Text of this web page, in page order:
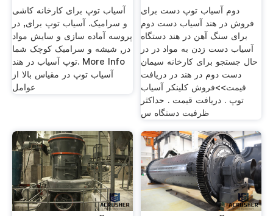
آسیاب توپ برای کارخانه کاشی
و سرامیک. آسیاب توپ برای, در
پروسه آماده سازی و سایش مواد
در, شیشه و سرامیک کوچک شما
توپ آسیاب در هند. More Info
آسیاب توپ در مقیاس بالا از
عوامل
دوم آسیاب توپ دست برای
فروش در هند آسیاب دست دوم
برای سنگ آهن در هند دستگاه
آسیاب دست زدن به مواد در در
حال جستجو برای کارخانه سیمان
دست دوم در هند در دریافت
قیمت>>فروش کلینکر آسیاب
توپ . دریافت قیمت . حداکثر
ظرفیت دستگاه س